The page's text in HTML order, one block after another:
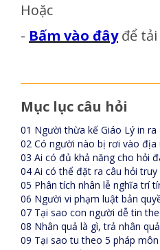
Hoặc
- Bấm vào đâyđể tải
Mục lục câu hỏi
01 Người thừa kế Giáo Lý in
02 Có người nào bị rơi vào
03 Ai có đủ khả năng cho hỏi
04 Ai có thể đặt ra câu hỏi
05 Phân tích nhân lễ nghĩa trí
06 Người vi phạm luật bản
07 Tại sao con người dễ tin
08 Nhân quả là gì, trả nhân
09 Tại sao tu theo 5 pháp